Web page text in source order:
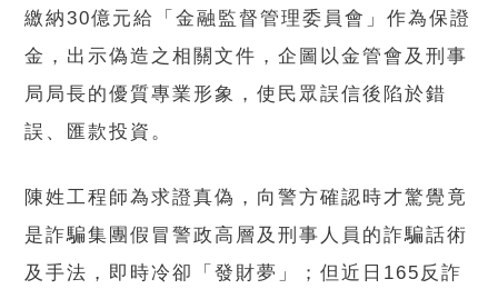
繳納30億元給「金融監督管理委員會」作為保證
金，出示偽造之相關文件，企圖以金管會及刑事
局局長的優質專業形象，使民眾誤信後陷於錯
誤、匯款投資。
陳姓工程師為求證真偽，向警方確認時才驚覺竟
是詐騙集團假冒警政高層及刑事人員的詐騙話術
及手法，即時冷卻「發財夢」；但近日165反詐